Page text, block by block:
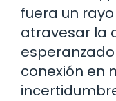
fuera un
atravesar la
conexión en